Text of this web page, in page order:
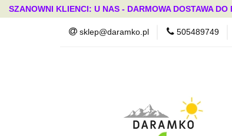
SZANOWNI KLIENCI: U NAS - DARMOWA DOSTAWA
sklep@daramko.pl 505489749